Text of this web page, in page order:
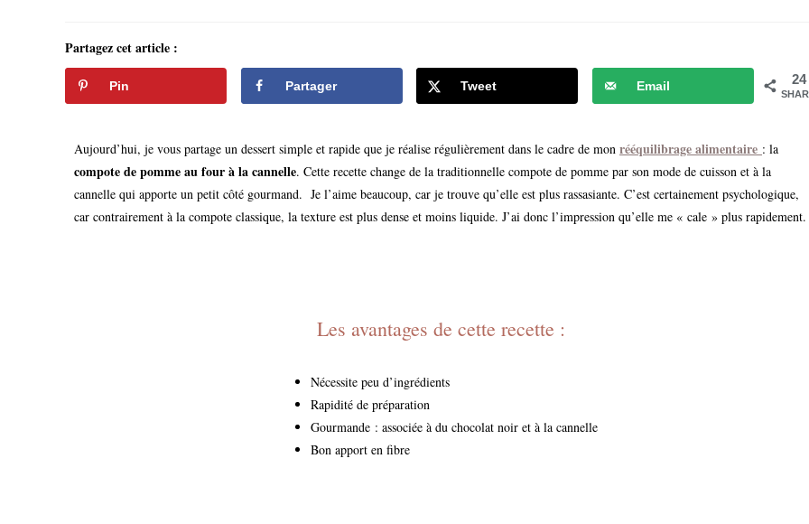
Partagez cet article :
24
Pin Partager Tweet Email
Aujourd’hui, je vous partage un dessert simple et rapide que je réalise régulièrement dans le cadre de mon rééquilibrage alimentaire : la
compote de pomme au four à la cannelle. Cette recette change de la traditionnelle compote de pomme par son mode de cuisson et à la
cannelle qui apporte un petit côté gourmand. Je l’aime beaucoup, car je trouve qu’elle est plus rassasiante. C’est certainement psychologique,
car contrairement à la compote classique, la texture est plus dense et moins liquide. J’ai donc l’impression qu’elle me « cale » plus rapidement.
Les avantages de cette recette :
Nécessite peu d’ingrédients
Rapidité de préparation
Gourmande : associée à du chocolat noir et à la cannelle
Bon apport en fibre